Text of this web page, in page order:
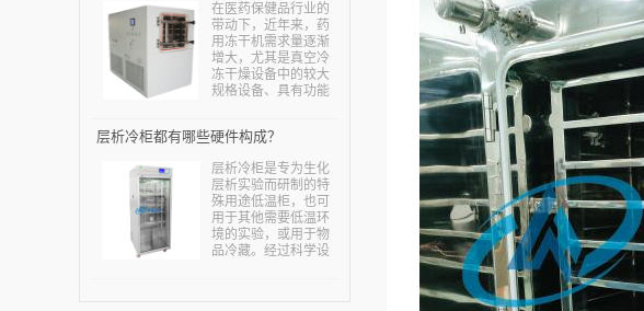
证物质中一些易氧化
的成分损失减少，确
保制品不会出现问
题。...
在医药保健品行业的
带动下，近年来，药
用冻干机需求量逐渐
增大，尤其是真空冷
冻干燥设备中的较大
规格设备、具有功能
需求量不断增多。真
于具有低温干燥、有
效成分破坏少、疏松
易溶化吸收、干燥和
灭菌同时进行的优
点，从而能确保产品
有效成分高、无菌指
层析冷柜都有哪些硬件构成？
层析冷柜是专为生化
层析实验而研制的特
殊用途低温柜，也可
用于其他需要低温环
境的实验，或用于物
品冷藏。经过科学设